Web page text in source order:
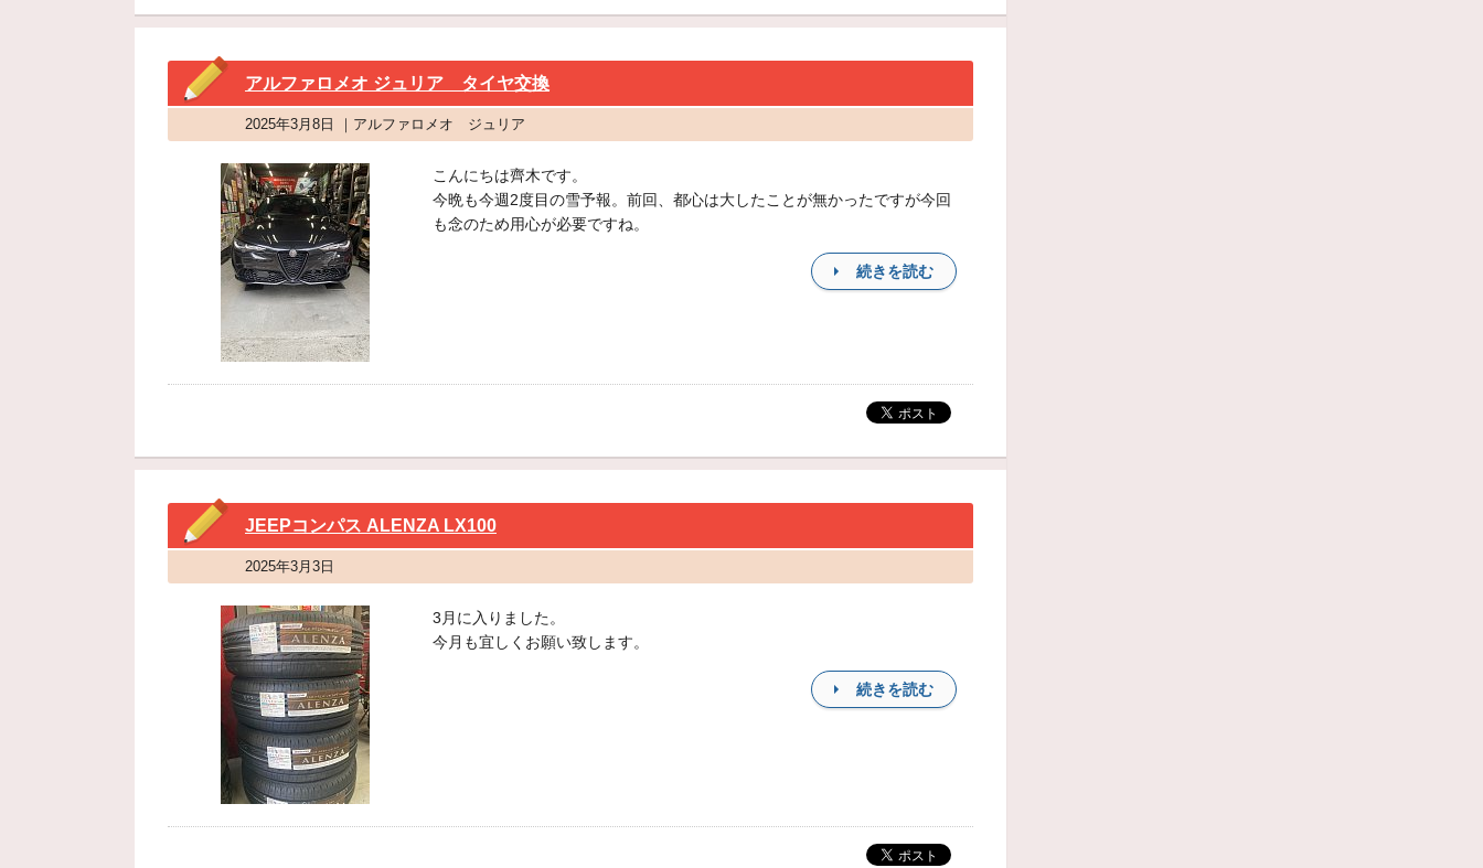
アルファロメオ ジュリア タイヤ交換
2025年3月8日 ｜アルファロメオ ジュリア
こんにちは齊木です。
今晩も今週2度目の雪予報。前回、都心は大したことが無かったですが今回
も念のため用心が必要ですね。
続きを読む
JEEPコンパス ALENZA LX100
2025年3月3日
3月に入りました。
今月も宜しくお願い致します。
続きを読む